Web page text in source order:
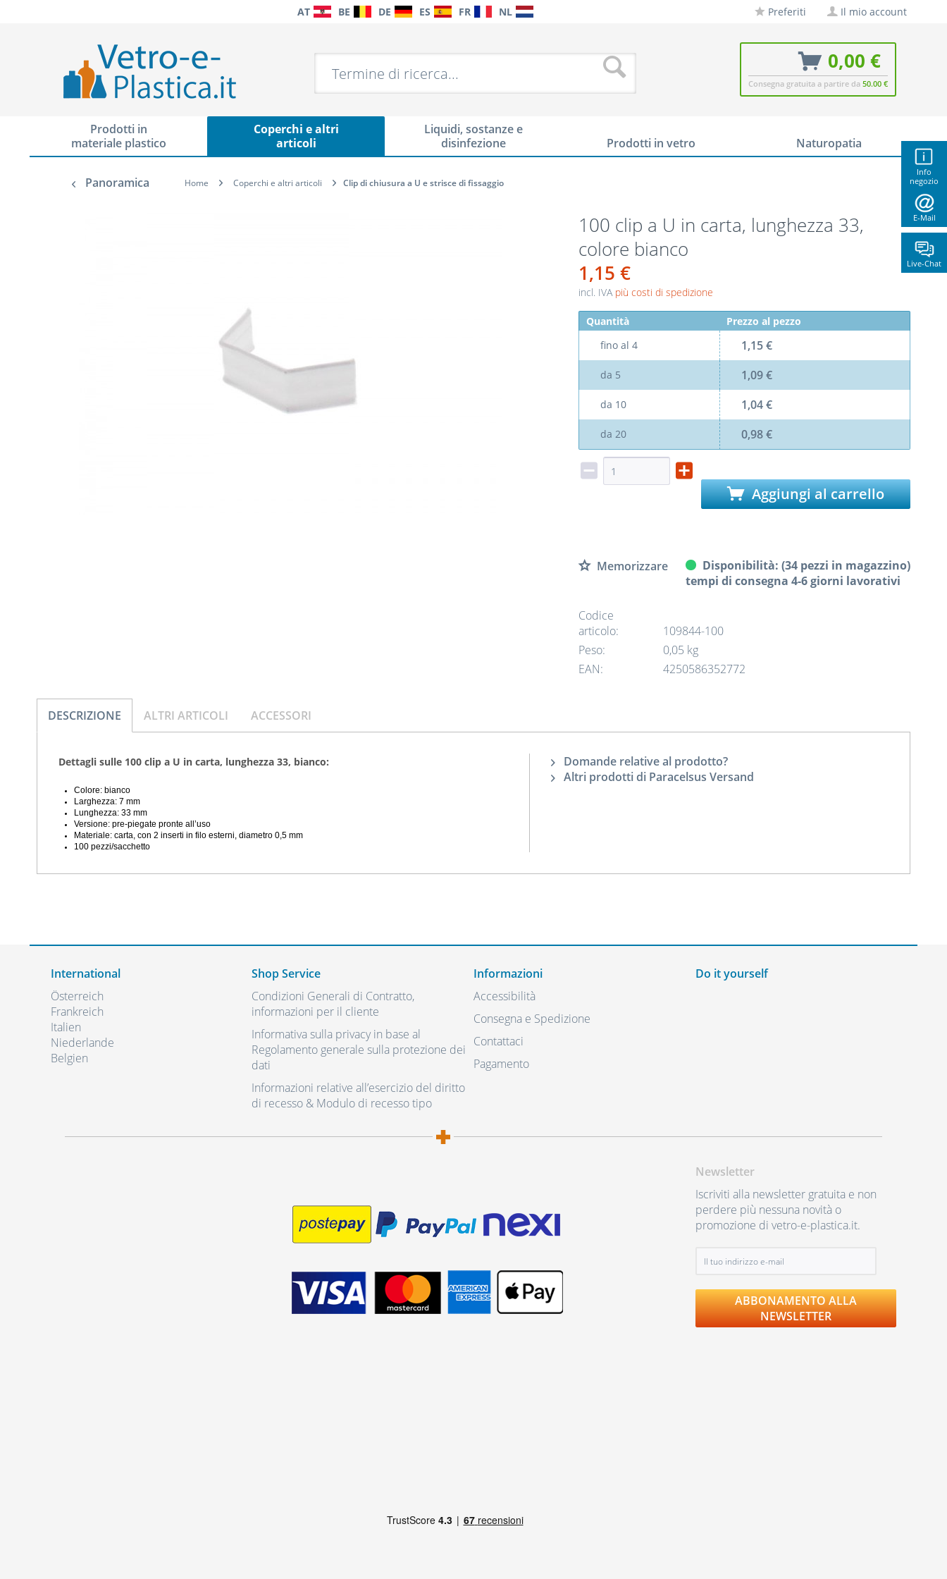
Info
negozio
E-Mail
Live-Chat
AT BE DE ES FR NL Preferiti Il mio account
0,00 €
Consegna gratuita a partire da 50.00 €
Prodotti in
materiale plastico
Coperchi e altri
articoli
Liquidi, sostanze e
disinfezione
Prodotti in vetro Naturopatia
Panoramica Home Coperchi e altri articoli Clip di chiusura a U e strisce di fissaggio
100 clip a U in carta, lunghezza 33,
colore bianco
1,15 €
incl. IVA più costi di spedizione
Quantità
Prezzo al pezzo
fino al 4 1,15 €
da 5 1,09 €
da 10 1,04 €
da 20 0,98 €
Aggiungi al carrello
Memorizzare
Disponibilità: (34 pezzi in magazzino)
tempi di consegna 4-6 giorni lavorativi
Codice
articolo:
109844-100
Peso:
0,05 kg
EAN:
4250586352772
DESCRIZIONE ALTRI ARTICOLI ACCESSORI
Dettagli sulle 100 clip a U in carta, lunghezza 33, bianco:
Colore: bianco
Larghezza: 7 mm
Lunghezza: 33 mm
Versione: pre-piegate pronte all’uso
Materiale: carta, con 2 inserti in filo esterni, diametro 0,5 mm
100 pezzi/sacchetto
Domande relative al prodotto?
Altri prodotti di Paracelsus Versand
International
Österreich
Frankreich
Italien
Niederlande
Belgien
Shop Service
Condizioni Generali di Contratto,
informazioni per il cliente
Informativa sulla privacy in base al
Regolamento generale sulla protezione dei
dati
Informazioni relative all’esercizio del diritto
di recesso & Modulo di recesso tipo
Informazioni
Accessibilità
Consegna e Spedizione
Contattaci
Pagamento
Do it yourself
Newsletter
Iscriviti alla newsletter gratuita e non
perdere più nessuna novità o
promozione di vetro-e-plastica.it.
ABBONAMENTO ALLA
NEWSLETTER